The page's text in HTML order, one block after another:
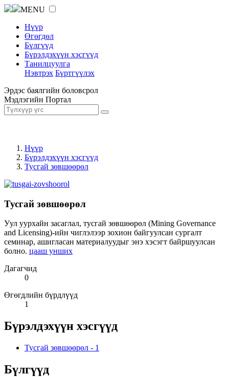
MENU
Нүүр
Өгөгдөл
Бүлгүүд
Бүрэлдэхүүн хэсгүүд
Танилцуулга
Нэвтрэх Бүртгүүлэх
Эрдэс баялгийн боловсрол
Мэдлэгийн Портал
Нүүр
Бүрэлдэхүүн хэсгүүд
Тусгай зөвшөөрөл
Тусгай зөвшөөрөл
Уул уурхайн засаглал, тусгай зөвшөөрөл (Mining Governance
and Licensing)-ийн чиглэлээр зохион байгуулсан сургалт
семинар, ашигласан материалуудыг энэ хэсэгт байршуулсан
болно. цааш унших
Дагагчид
0
Өгөгдлийн бүрдлүүд
1
Бүрэлдэхүүн хэсгүүд
Тусгай зөвшөөрөл - 1
Бүлгүүд